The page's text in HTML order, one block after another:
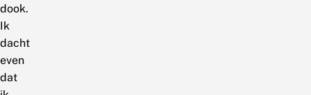
dook.
Ik
dacht
even
dat